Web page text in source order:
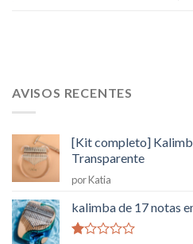
AVISOS RECENTES
[Kit completo]
Transparente
por Katia
kalimba de 17 notas